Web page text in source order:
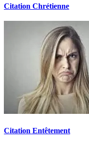
Citation Chrétienne
Citation Entêtement